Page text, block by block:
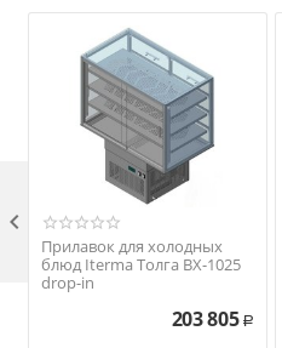
Прилавок для холодных
блюд Iterma Толга ВХ-1025
drop-in
203 805 Р
